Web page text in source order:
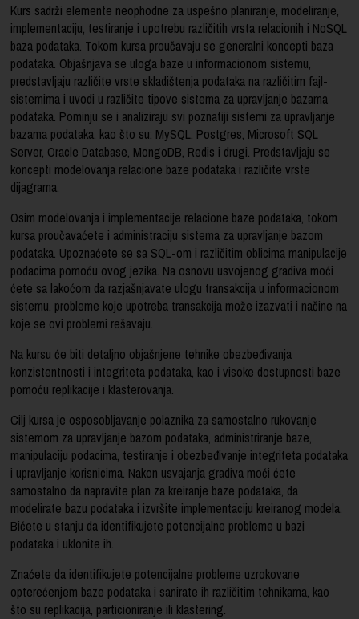
Kurs sadrži elemente neophodne za uspešno planiranje, modeliranje,
implementaciju, testiranje i upotrebu različitih vrsta relacionih i NoSQL
baza podataka. Tokom kursa proučavaju se generalni koncepti baza
podataka. Objašnjava se uloga baze u informacionom sistemu,
predstavljaju različite vrste skladištenja podataka na različitim fajl-
sistemima i uvodi u različite tipove sistema za upravljanje bazama
podataka. Pominju se i analiziraju svi poznatiji sistemi za upravljanje
bazama podataka, kao što su: MySQL, Postgres, Microsoft SQL
Server, Oracle Database, MongoDB, Redis i drugi. Predstavljaju se
koncepti modelovanja relacione baze podataka i različite vrste
dijagrama.
Osim modelovanja i implementacije relacione baze podataka, tokom
kursa proučavaćete i administraciju sistema za upravljanje bazom
podataka. Upoznaćete se sa SQL-om i različitim oblicima manipulacije
podacima pomoću ovog jezika. Na osnovu usvojenog gradiva moći
ćete sa lakoćom da razjašnjavate ulogu transakcija u informacionom
sistemu, probleme koje upotreba transakcija može izazvati i načine na
koje se ovi problemi rešavaju.
Na kursu će biti detaljno objašnjene tehnike obezbeđivanja
konzistentnosti i integriteta podataka, kao i visoke dostupnosti baze
pomoću replikacije i klasterovanja.
Cilj kursa je osposobljavanje polaznika za samostalno rukovanje
sistemom za upravljanje bazom podataka, administriranje baze,
manipulaciju podacima, testiranje i obezbeđivanje integriteta podataka
i upravljanje korisnicima. Nakon usvajanja gradiva moći ćete
samostalno da napravite plan za kreiranje baze podataka, da
modelirate bazu podataka i izvršite implementaciju kreiranog modela.
Bićete u stanju da identifikujete potencijalne probleme u bazi
podataka i uklonite ih.
Znaćete da identifikujete potencijalne probleme uzrokovane
opterećenjem baze podataka i sanirate ih različitim tehnikama, kao
što su replikacija, particioniranje ili klastering.